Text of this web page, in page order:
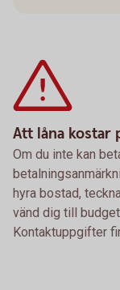
Att låna kostar
Om du inte kan
hyra bostad,
vänd dig till
Kontaktuppgifter